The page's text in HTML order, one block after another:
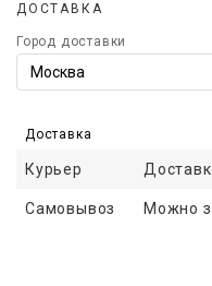
ДОСТАВКА
Город доставки
Доставка
Курьер
Самовывоз Можно